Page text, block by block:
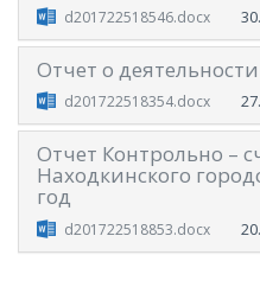
d201722518546.docx
Отчет о
d201722518354.docx
Отчет Контрольно –
Находкинского
год
d201722518853.docx